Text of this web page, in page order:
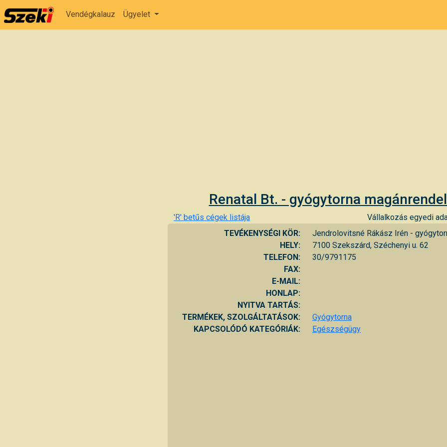
Vendégkalauz Ügyelet
Renatal Bt. - gyógytorna
'R' betűs cégek listája
Vállalkozás egyedi
TEVÉKENYSÉGI KÖR:
Jendrolovitsné Rákász Irén -
HELY:
7100 Szekszárd, Széchenyi u. 62
TELEFON:
30/9791175
FAX:
E-MAIL:
HONLAP:
NYITVA TARTÁS:
TERMÉKEK, SZOLGÁLTATÁSOK:
Gyógytorna
KAPCSOLÓDÓ KATEGÓRIÁK:
Egészségügy